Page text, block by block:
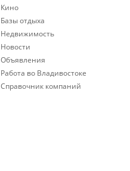
Кино
Базы отдыха
Недвижимость
Новости
Объявления
Работа во Владивостоке
Справочник компаний